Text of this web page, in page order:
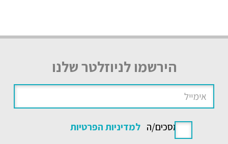
הירשמו לניוזלטר שלנו
אני מסכים/ה למדיניות הפרטיות